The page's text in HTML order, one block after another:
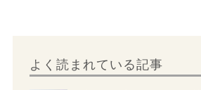
よく読まれている記事